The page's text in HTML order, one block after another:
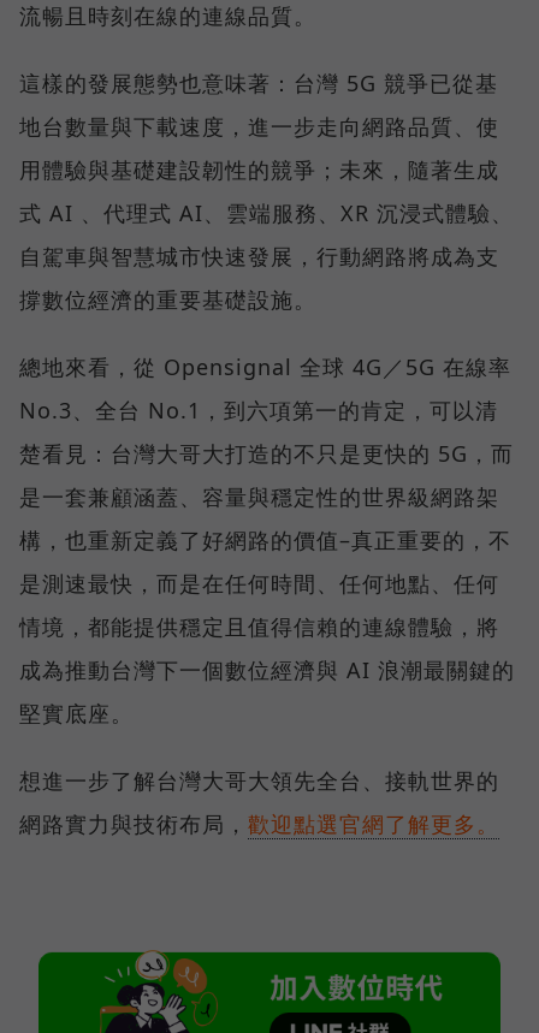
流暢且時刻在線的連線品質。
這樣的發展態勢也意味著：台灣 5G 競爭已從基
地台數量與下載速度，進一步走向網路品質、使
用體驗與基礎建設韌性的競爭；未來，隨著生成
式 AI 、代理式 AI、雲端服務、XR 沉浸式體驗、
自駕車與智慧城市快速發展，行動網路將成為支
撐數位經濟的重要基礎設施。
總地來看，從 Opensignal 全球 4G／5G 在線率
No.3、全台 No.1，到六項第一的肯定，可以清
楚看見：台灣大哥大打造的不只是更快的 5G，而
是一套兼顧涵蓋、容量與穩定性的世界級網路架
構，也重新定義了好網路的價值–真正重要的，不
是測速最快，而是在任何時間、任何地點、任何
情境，都能提供穩定且值得信賴的連線體驗，將
成為推動台灣下一個數位經濟與 AI 浪潮最關鍵的
堅實底座。
想進一步了解台灣大哥大領先全台、接軌世界的
網路實力與技術布局， 歡迎點選官網了解更多。